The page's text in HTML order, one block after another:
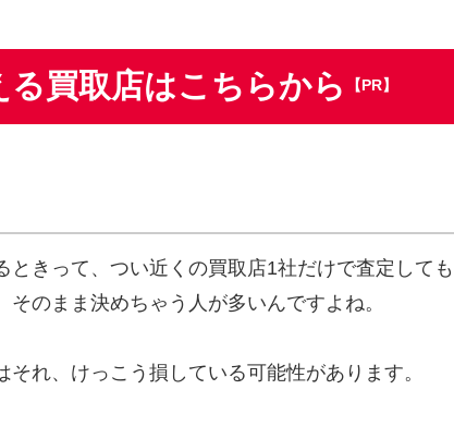
買取店はこちらから 【PR】
ときって、つい近くの買取店1社だけで査定しても
そのまま決めちゃう人が多いんですよね。
それ、けっこう損している可能性があります。